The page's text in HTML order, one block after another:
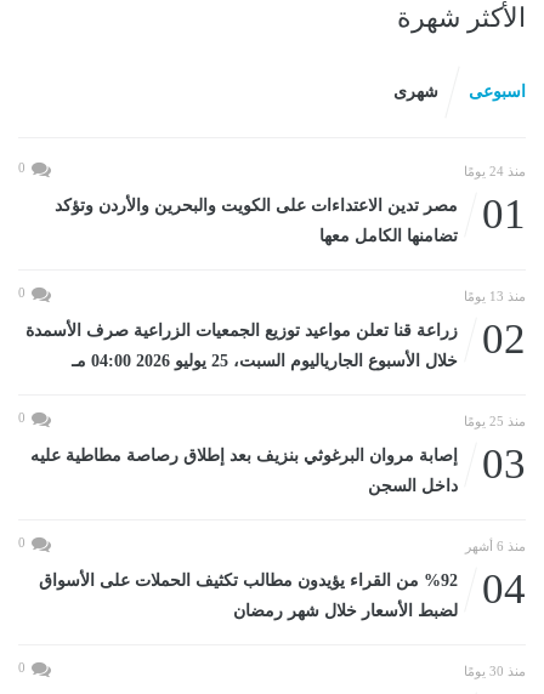
الأكثر شهرة
اسبوعى شهرى
منذ 24 يومًا 0
01
مصر تدين الاعتداءات على الكويت والبحرين والأردن وتؤكد
تضامنها الكامل معها
منذ 13 يومًا 0
02
زراعة قنا تعلن مواعيد توزيع الجمعيات الزراعية صرف الأسمدة
خلال الأسبوع الجارياليوم السبت، 25 يوليو 2026 04:00 مـ
منذ 25 يومًا 0
03
إصابة مروان البرغوثي بنزيف بعد إطلاق رصاصة مطاطية عليه
داخل السجن
منذ 6 أشهر 0
04
%92 من القراء يؤيدون مطالب تكثيف الحملات على الأسواق
لضبط الأسعار خلال شهر رمضان
منذ 30 يومًا 0